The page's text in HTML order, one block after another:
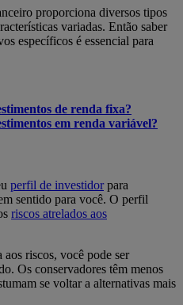
proporciona diversos tipos
variadas. Então saber
específicos é essencial para
de renda fixa?
em renda variável?
perfil de investidorpara
sentido para você. O perfil
riscos atrelados aos
riscos, você pode ser
Os conservadores têm menos
se voltar a alternativas mais